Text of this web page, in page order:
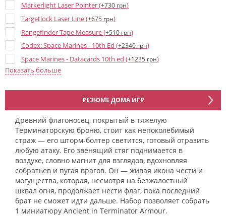
Markerlight Laser Pointer (+730 грн)
Targetlock Laser Line (+675 грн)
Rangefinder Tape Measure (+510 грн)
Codex: Space Marines - 10th Ed (+2340 грн)
Space Marines - Datacards 10th ed (+1235 грн)
Aquila - Печать чистоты (велкро) (
Брелок «Space Marine MKVII Helmet Blood Angels» (
Брелок «Space Marine Primaris Helmet Metal» (+570 грн)
Брелок «Custodian Shoulder Plate» (
)
Брелок «Space Marine MKVII Helmet Ultramarines» (+495 грн)
Показать больше
РЕЗЮМЕ ДОМА ИГР
Древний флагоносец, покрытый в тяжелую
Терминаторскую броню, стоит как непоколебимый
страж — его шторм-болтер светится, готовый отразить
любую атаку. Его звенящий стяг поднимается в
воздухе, словно магнит для взглядов, вдохновляя
собратьев и пугая врагов. Он — живая икона чести и
могущества, которая, несмотря на безжалостный
шквал огня, продолжает нести флаг, пока последний
брат не сможет идти дальше. Набор позволяет собрать
1 миниатюру Ancient in Terminator Armour.